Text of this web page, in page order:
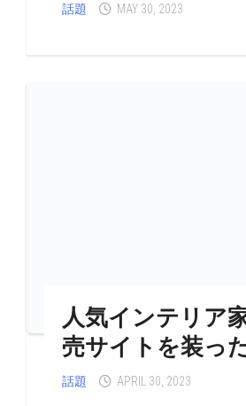
話題 MAY 30, 2023
人気インテリア
売サイトを装っ
話題 APRIL 30, 2023